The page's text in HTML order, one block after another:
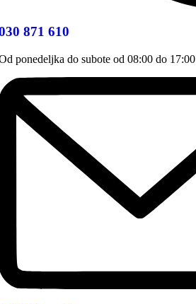
871 610
ponedeljka do subote od 08:00 do 17:00